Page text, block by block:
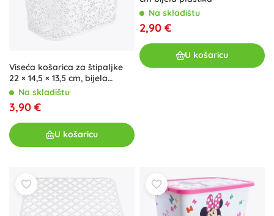
Viseća košarica za štipaljke
22 × 14,5 × 13,5 cm, bijela
plastika
Na skladištu
3,90 €
U košaricu
Na skladištu
2,90 €
U košaricu